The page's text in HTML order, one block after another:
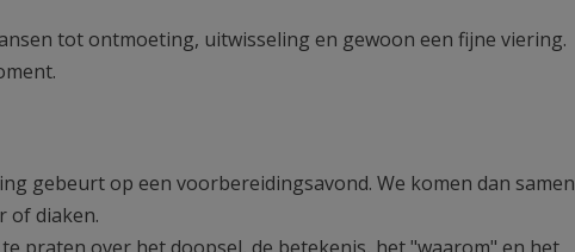
tot ontmoeting, uitwisseling en gewoon een fijne viering.
gebeurt op een voorbereidingsavond. We komen dan samen
of diaken.